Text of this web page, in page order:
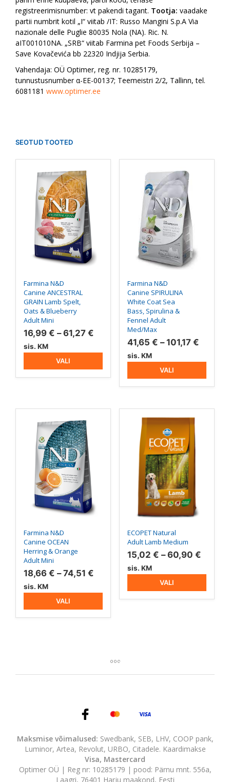
registreerimisnumber: vt pakendi tagant. Tootja: vaadake
partii numbrit kotil „I“ viitab /IT: Russo Mangini S.p.A Via
nazionale delle Puglie 80035 Nola (NA). Ric. N.
aIT001010NA. „SRB“ viitab Farmina pet Foods Serbija –
Save Kovačevića bb 22320 Indjija Serbia.
Vahendaja: OÜ Optimer, reg. nr. 10285179,
tunnustusnumber α-EE-00137; Teemeistri 2/2, Tallinn, tel.
6081181 www.optimer.ee
SEOTUD TOOTED
Farmina N&D
Canine ANCESTRAL
GRAIN Lamb Spelt,
Oats & Blueberry
Adult Mini
16,99 € – 61,27 € Hinnavahemik:
61,27 €
sis. KM
VALI
Sellel
tootel
mitu
varianti.
Valikuid
saab
teha
tootelehel.
Farmina N&D
Canine SPIRULINA
White Coat Sea
Bass, Spirulina &
Fennel Adult
Med/Max
41,65 € – 101,17 €
101,17
sis. KM
VALI
tootel
varianti.
Valikuid
saab
teha
tootelehel.
Farmina N&D
Canine OCEAN
Herring & Orange
Adult Mini
18,66 € – 74,51 € Hinnavahemik:
74,51 €
sis. KM
VALI
Sellel
tootel
mitu
varianti.
Valikuid
saab
teha
tootelehel.
ECOPET Natural
Adult Lamb Medium
15,02 € – 60,90 €
60,90
sis. KM
VALI
Sellel
tootel
mitu
varianti.
Valikuid
saab
tootelehel.
Maksmise võimalused: Swedbank, SEB, LHV, COOP pank,
Luminor, Artea, Revolut, URBO, Citadele. Kaardimakse
Visa, Mastercard
Optimer OÜ | Reg nr: 10285179 | pood: Pärnu mnt. 556a,
Laagri, 76401 Harju maakond, Eesti